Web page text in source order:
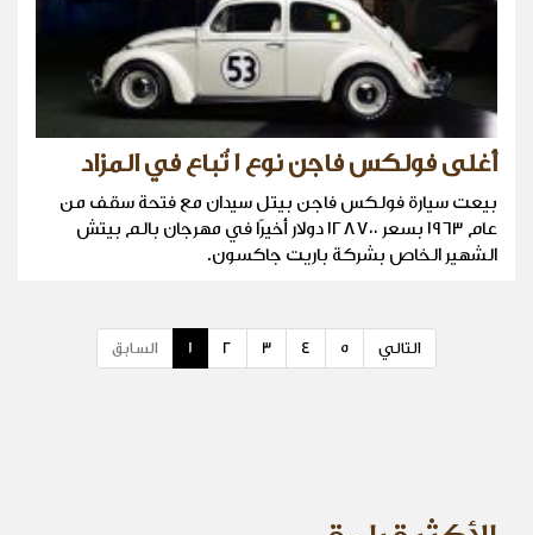
أغلى فولكس فاجن نوع ١ تُباع في المزاد
بيعت سيارة فولكس فاجن بيتل سيدان مع فتحة سقف من
عام ١٩٦٣ بسعر ١٢٨٧٠٠ دولار أخيرًا في مهرجان بالم بيتش
الشهير الخاص بشركة باريت جاكسون.
السابق 1 2 3 4 5 التالي